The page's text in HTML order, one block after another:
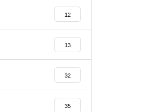
12
13
32
35